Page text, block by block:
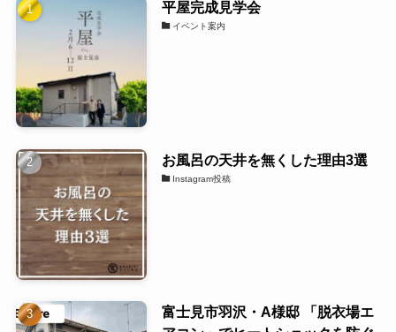
平屋完成見学会
イベント案内
お風呂の天井を無くした理由3選
Instagram投稿
富士見市羽沢・A様邸 「脱衣場エ